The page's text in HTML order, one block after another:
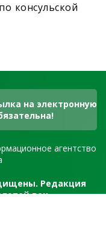
консульской
на электронную
агентство
Редакция
век»